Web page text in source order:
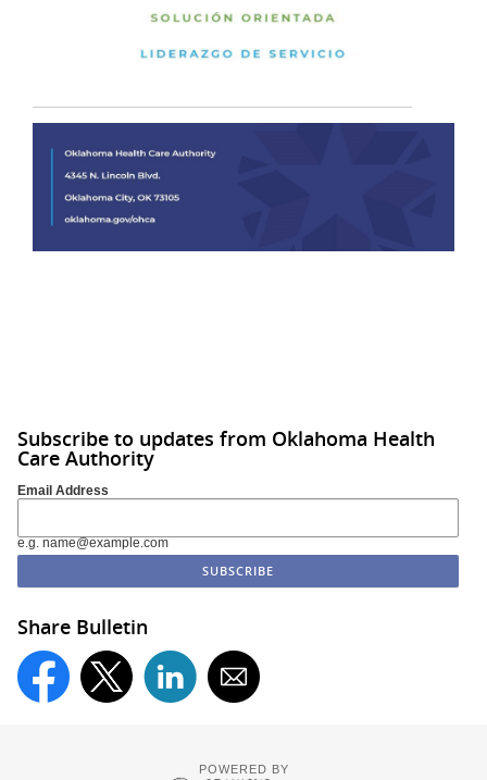
Subscribe to updates from Oklahoma Health
Care Authority
Email Address
e.g. name@example.com
Share Bulletin
POWERED BY